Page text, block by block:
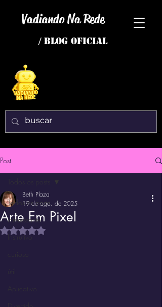
Vadiando Na Rede
/ BLOG OFICIAL
Post
Todos os posts
interessante
Instrutivo
Arte Em Pixel
Beth Plaza
19 de ago. de 2025
Avaliado com NaN de 5 estrelas.